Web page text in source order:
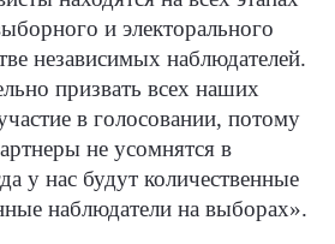
и электорального
независимых наблюдателей.
призвать всех наших
в голосовании, потому
не усомнятся в
у нас будут количественные
наблюдатели на выборах».